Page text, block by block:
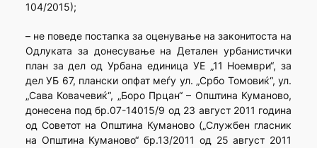
104/2015);
– не поведе постапка за оценување на законитоста на
Одлуката за донесување на Детален урбанистички
план за дел од Урбана единица УЕ „11 Ноември“, за
дел УБ 67, плански опфат меѓу ул. „Србо Томовиќ“, ул.
„Сава Ковачевиќ“, „Боро Прцан“ – Општина Куманово,
донесена под бр.07-14015/9 од 23 август 2011 година
од Советот на Општина Куманово („Службен гласник
на Општина Куманово“ бр.13/2011 од 25 август 2011